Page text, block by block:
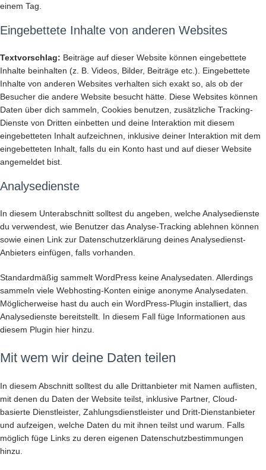
einem Tag.
Eingebettete Inhalte von anderen Websites
Textvorschlag: Beiträge auf dieser Website können eingebettete
Inhalte beinhalten (z. B. Videos, Bilder, Beiträge etc.). Eingebettete
Inhalte von anderen Websites verhalten sich exakt so, als ob der
Besucher die andere Website besucht hätte. Diese Websites können
Daten über dich sammeln, Cookies benutzen, zusätzliche Tracking-
Dienste von Dritten einbetten und deine Interaktion mit diesem
eingebetteten Inhalt aufzeichnen, inklusive deiner Interaktion mit dem
eingebetteten Inhalt, falls du ein Konto hast und auf dieser Website
angemeldet bist.
Analysedienste
In diesem Unterabschnitt solltest du angeben, welche Analysedienste
du verwendest, wie Benutzer das Analyse-Tracking ablehnen können
sowie einen Link zur Datenschutzerklärung deines Analysedienst-
Anbieters einfügen, falls vorhanden.
Standardmäßig sammelt WordPress keine Analysedaten. Allerdings
sammeln viele Webhosting-Konten einige anonyme Analysedaten.
Möglicherweise hast du auch ein WordPress-Plugin installiert, das
Analysedienste bereitstellt. In diesem Fall füge Informationen aus
diesem Plugin hier hinzu.
Mit wem wir deine Daten teilen
In diesem Abschnitt solltest du alle Drittanbieter mit Namen auflisten,
mit denen du Daten der Website teilst, inklusive Partner, Cloud-
basierte Dienstleister, Zahlungsdienstleister und Dritt-Dienstanbieter
und aufzeigen, welche Daten du mit ihnen teilst und warum. Falls
möglich füge Links zu deren eigenen Datenschutzbestimmungen
hinzu.